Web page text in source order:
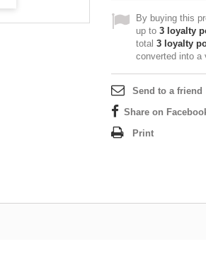
By buying this
up to 3 loyalty
total 3 loyalty
converted into
Send to a friend
Share on
Print